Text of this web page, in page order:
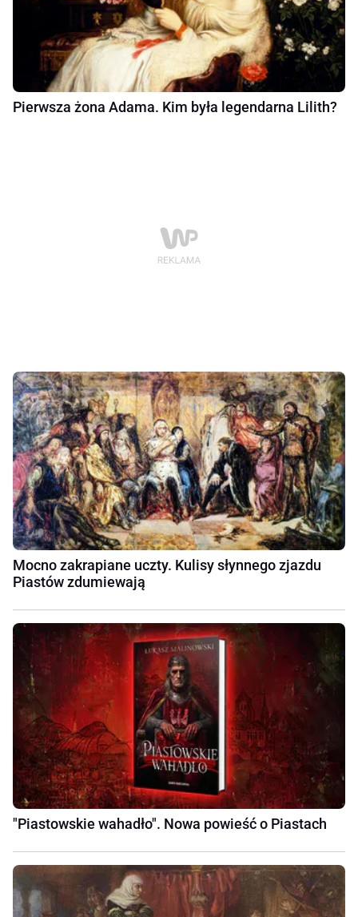
Pierwsza żona Adama. Kim była legendarna Lilith?
Mocno zakrapiane uczty. Kulisy słynnego zjazdu
Piastów zdumiewają
"Piastowskie wahadło". Nowa powieść o Piastach